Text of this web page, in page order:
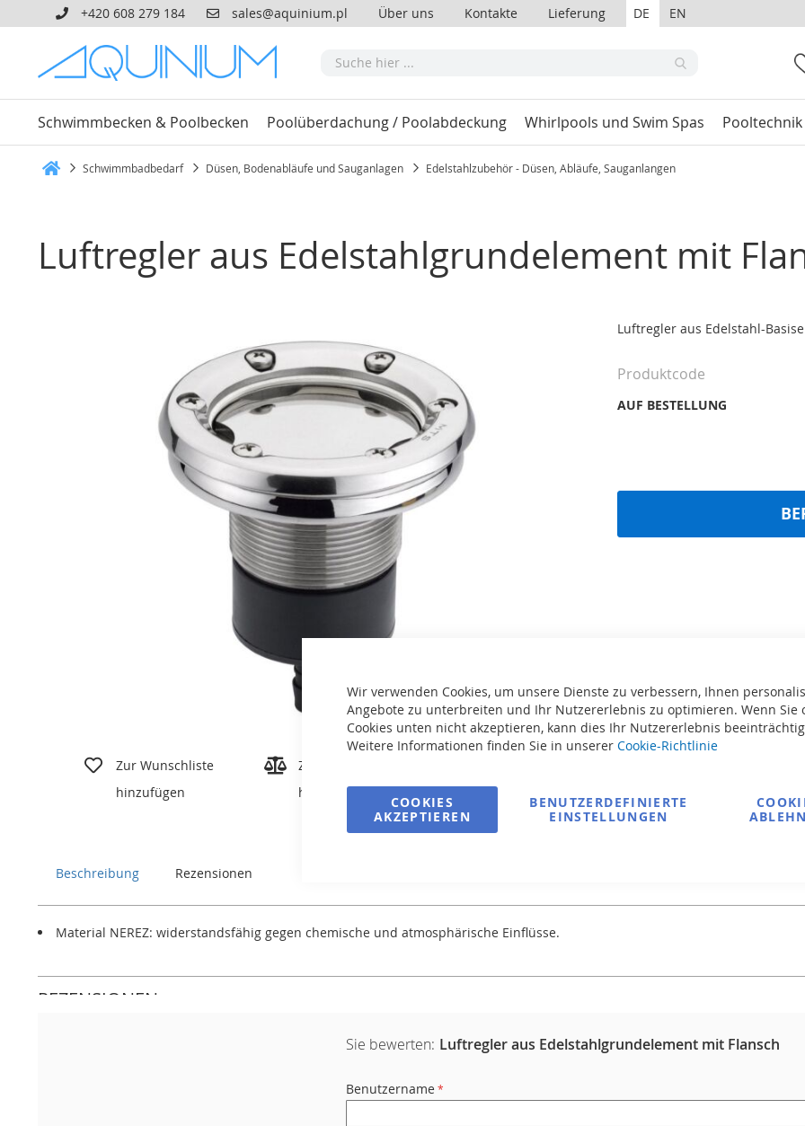
Wir verwenden Cookies, um unsere Dienste zu verbessern, Ihnen
Angebote zu unterbreiten und Ihr Nutzererlebnis zu optimieren. Wenn Sie
Cookies unten nicht akzeptieren, kann dies Ihr Nutzererlebnis
Weitere Informationen finden Sie in unserer Cookie-Richtlinie
COOKIES
AKZEPTIEREN
BENUTZERDEFINIERTE
EINSTELLUNGEN
+420 608 279 184 sales@aquinium.pl Über uns Kontakte Lieferung DE EN
Schwimmbecken & Poolbecken Poolüberdachung / Poolabdeckung Whirlpools und Swim Spas Pooltechnik
Schwimmbadbedarf Düsen, Bodenabläufe und Sauganlagen Edelstahlzubehör - Düsen, Abläufe, Sauganlangen
Luftregler aus Edelstahlgrundelement mit
Zur Wunschliste
hinzufügen
Zur Vergleichsliste
hinzufügen
Luftregler aus Edelstahl-
AUF BESTELLUNG
Produktcode
Beschreibung Rezensionen
Material NEREZ: widerstandsfähig gegen chemische und atmosphärische Einflüsse.
Sie bewerten: Luftregler aus Edelstahlgrundelement mit Flansch